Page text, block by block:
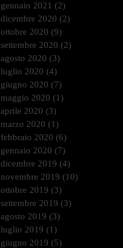
gennaio 2021 (2)
dicembre 2020 (2)
ottobre 2020 (9)
settembre 2020 (2)
agosto 2020 (3)
luglio 2020 (4)
giugno 2020 (7)
maggio 2020 (1)
aprile 2020 (3)
marzo 2020 (1)
febbraio 2020 (6)
gennaio 2020 (7)
dicembre 2019 (4)
novembre 2019 (10)
ottobre 2019 (3)
settembre 2019 (3)
agosto 2019 (3)
luglio 2019 (1)
giugno 2019 (5)